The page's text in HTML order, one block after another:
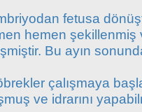
fetusa
hemen
Bu ayın
çalışmaya
ve idrarını